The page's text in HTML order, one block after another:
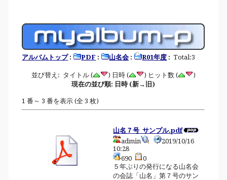
アルバムトップ: PDF : 山名会 : R01年度 : Total:3
並び替え: タイトル ( ) 日時 ( ) ヒット数 (
)
現在の並び順: 日時 (新→旧)
1 番～ 3 番を表示 (全 3 枚)
山名７号_サンプル.pdf
admin
2019/10/16
10:28
690
0
５年ぶりの発行になる山名会
の会誌「山名」第７号のサン